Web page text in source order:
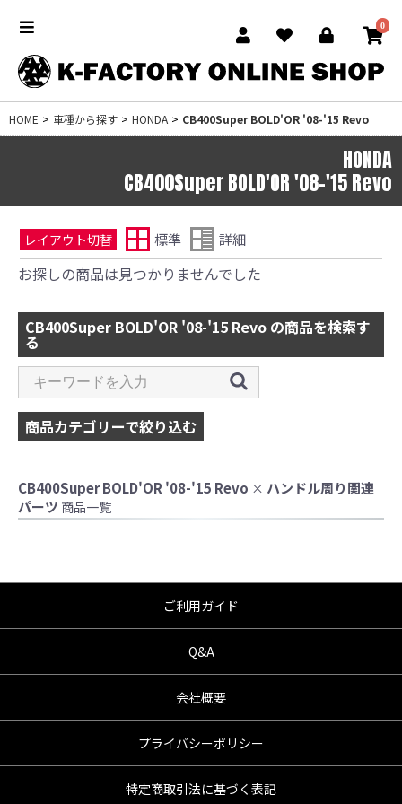
0
HOME > 車種から探す > HONDA > CB400Super BOLD'OR '08-'15 Revo
HONDA
CB400Super BOLD'OR '08-'15 Revo
レイアウト切替 標準 詳細
お探しの商品は見つかりませんでした
CB400Super BOLD'OR '08-'15 Revo の商品を検索す
る
商品カテゴリーで絞り込む
CB400Super BOLD'OR '08-'15 Revo × ハンドル周り関連
パーツ 商品一覧
●当HP内では、マフラーの取付けイメージをわ
かりやすくするために一般車両に装着した写
真を使用しております。
●レーシングパーツはサーキットにおけるスポ
ーツ走行ならびにレース使用を目的としてお
ご利用ガイド
Q&A
会社概要
プライバシーポリシー
特定商取引法に基づく表記